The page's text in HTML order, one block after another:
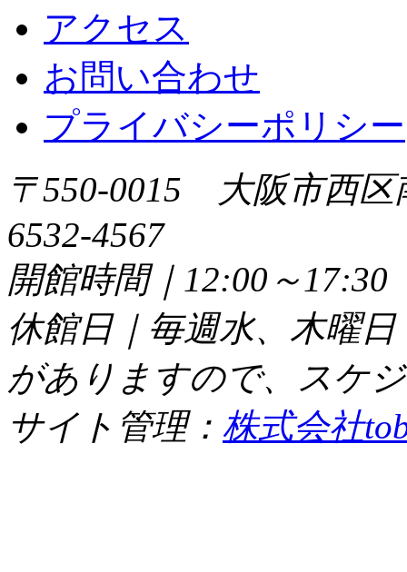
アクセス
お問い合わせ
プライバシーポリシー
〒550-0015 大阪市西
6532-4567
開館時間｜12:00～
休館日｜毎週水、木曜
がありますので、スケ
サイト管理： 株式会社